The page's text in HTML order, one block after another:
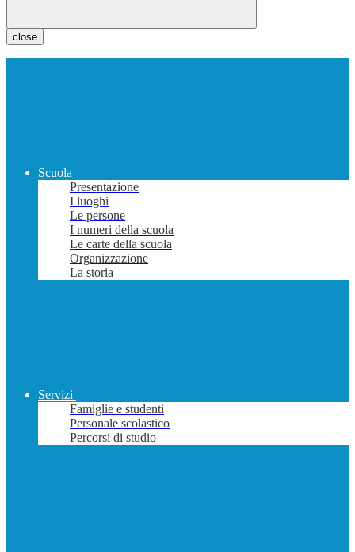
close
Scuola
Presentazione
I luoghi
Le persone
I numeri della scuola
Le carte della scuola
Organizzazione
La storia
Servizi
Famiglie e studenti
Personale scolastico
Percorsi di studio